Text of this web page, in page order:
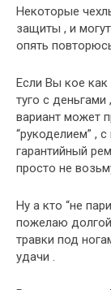
Некоторые
защиты , и
опять
Если Вы кое как
туго с
вариант может
“рукоделием” ,
гарантийный
просто не
Ну а кто “не
пожелаю
травки под
удачи .